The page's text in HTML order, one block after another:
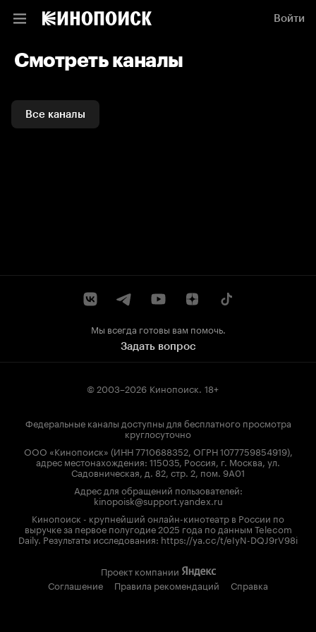
Войти
Смотреть каналы
Все каналы
Мы всегда готовы вам помочь.
Задать вопрос
© 2003–2026 Кинопоиск. 18+
Федеральные каналы доступны для бесплатного просмотра
круглосуточно
ООО «Кинопоиск» (ИНН 7710688352, ОГРН 1077759854919),
адрес местонахождения: 115035, Россия, г. Москва, ул.
Садовническая, д. 82, стр. 2, пом. 9А01
Адрес для обращений пользователей:
kinopoisk@support.yandex.ru
Кинопоиск - крупнейший онлайн-кинотеатр в России по
выручке за первое полугодие 2025 года по данным Telecom
Daily. Результаты исследования: https://ya.cc/t/eIyN-DQJ9rV98i
Проект компании
Соглашение
Правила рекомендаций Справка